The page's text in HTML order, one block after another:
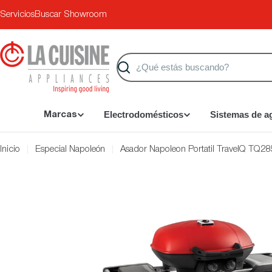
ServiciosBuscar Showroom
Buscar
Marcas Electrodomésticos Sistemas de
Inicio Especial Napoleón Asador Napoleon Portatil TravelQ